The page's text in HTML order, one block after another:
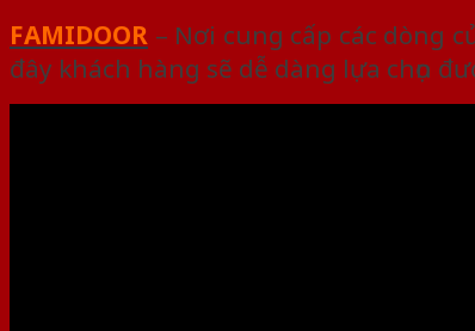
FAMIDOOR – Nơi cung cấp các dòng
đây khách hàng sẽ dễ dàng lựa chọn